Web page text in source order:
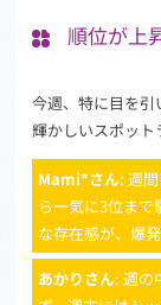
順位が上
今週、特に目を引
輝かしいスポット
Mami*さん: 週
ら一気に3位ま
な存在感が、爆
あかりさん: 週の